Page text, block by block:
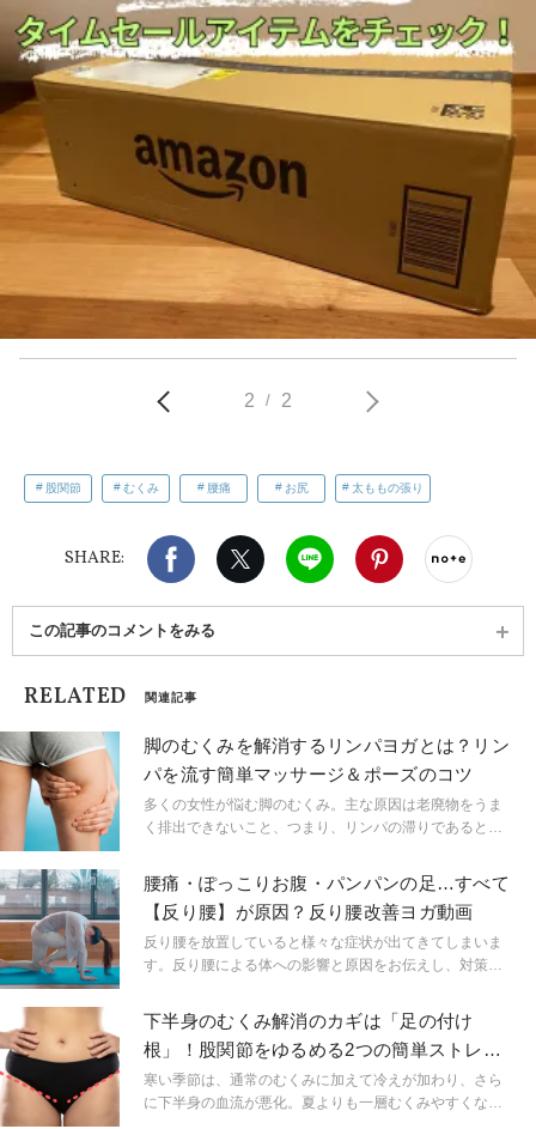
2 / 2
股関節 むくみ 腰痛 お尻 太ももの張り
SHARE:
Facebook X（旧twitter）
LINE Pinterest
この記事のコメントをみる
RELATED 関連記事
脚のむくみを解消するリンパヨガとは？リン
パを流す簡単マッサージ＆ポーズのコツ
多くの女性が悩む脚のむくみ。主な原因は老廃物をうま
く排出できないこと、つまり、リンパの滞りであると考
解消に効果的なリンパヨガのご紹介です。普通のヨガと
の違いは？気になる疑問もクリアにしましょう！いつも
のポーズも、意識を少し変えるだけで何かが変わるか
も…？
腰痛・ぽっこりお腹・パンパンの足…すべて
【反り腰】が原因？反り腰改善ヨガ動画
反り腰を放置していると様々な症状が出てきてしまいま
す。反り腰による体への影響と原因をお伝えし、対策と
下半身のむくみ解消のカギは「足の付け
根」！股関節をゆるめる2つの簡単ストレッ
チ
寒い季節は、通常のむくみに加えて冷えが加わり、さら
に下半身の血流が悪化。夏よりも一層むくみやすくなり